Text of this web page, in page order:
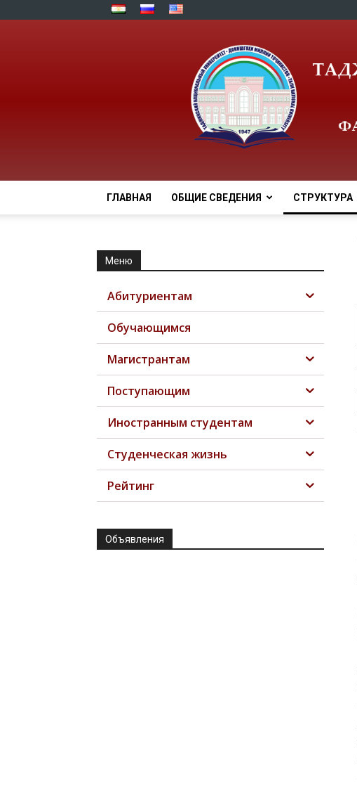
ГЛАВНАЯ ОБЩИЕ СВЕДЕНИЯ СТРУКТУРА
Меню
Абитуриентам
Обучающимся
Магистрантам
Поступающим
Иностранным студентам
Студенческая жизнь
Рейтинг
Объявления